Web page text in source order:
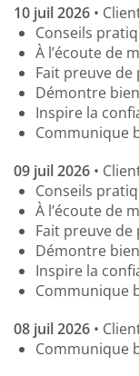
10 juil 2026 •
Conseils
À l’écoute de
Fait preuve
Démontre
Inspire la
Communique
09 juil 2026 •
Conseils
À l’écoute de
Fait preuve
Démontre
Inspire la
Communique
08 juil 2026 •
Communique